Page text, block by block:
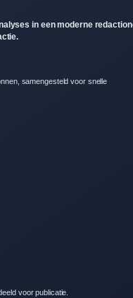
in een moderne
samengesteld voor snelle
voor publicatie.